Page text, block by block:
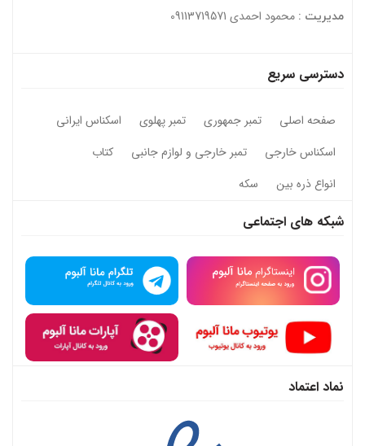
مدیریت : محمود احمدی 09113719571
دسترسی سریع
صفحه اصلی تمبر جمهوری تمبر پهلوی
اسکناس ایرانی
اسکناس خارجی
تمبر خارجی و لوازم جانبی
کتاب
انواع ذره بین
سکه
شبکه های اجتماعی
نماد اعتماد